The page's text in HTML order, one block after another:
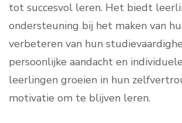
tot succesvol leren. Het biedt
ondersteuning bij het maken van
verbeteren van hun
persoonlijke aandacht en
leerlingen groeien in hun
motivatie om te blijven leren.